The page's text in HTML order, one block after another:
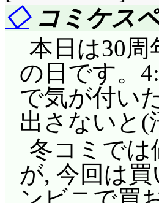
◇コミケス
本日は30
の日です。
で気が付い
出さないと(
冬コミでは
が, 今回は